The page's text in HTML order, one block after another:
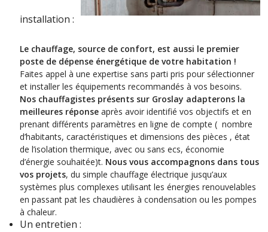
installation :
Le chauffage, source de confort, est aussi le premier
poste de dépense énergétique de votre habitation !
Faites appel à une expertise sans parti pris pour sélectionner
et installer les équipements recommandés à vos besoins.
Nos chauffagistes présents sur Groslay adapterons la
meilleures réponse après avoir identifié vos objectifs et en
prenant différents paramètres en ligne de compte ( nombre
d’habitants, caractéristiques et dimensions des pièces , état
de l’isolation thermique, avec ou sans ecs, économie
d’énergie souhaitée)t. Nous vous accompagnons dans tous
vos projets, du simple chauffage électrique jusqu’aux
systèmes plus complexes utilisant les énergies renouvelables
en passant pat les chaudières à condensation ou les pompes
à chaleur.
Un entretien :